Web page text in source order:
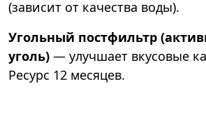
(зависит от качества воды).
Угольный постфильтр
уголь) — улучшает вкусовые
Ресурс 12 месяцев.